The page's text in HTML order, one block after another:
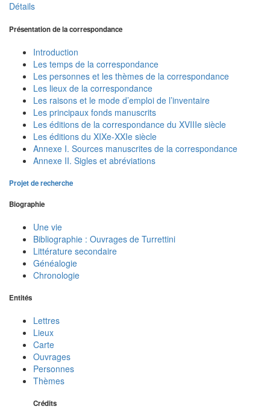
Détails
Présentation de la correspondance
Introduction
Les temps de la correspondance
Les personnes et les thèmes de la correspondance
Les lieux de la correspondance
Les raisons et le mode d’emploi de l’inventaire
Les principaux fonds manuscrits
Les éditions de la correspondance du XVIIIe siècle
Les éditions du XIXe-XXIe siècle
Annexe I. Sources manuscrites de la correspondance
Annexe II. Sigles et abréviations
Projet de recherche
Biographie
Une vie
Bibliographie : Ouvrages de Turrettini
Littérature secondaire
Généalogie
Chronologie
Entités
Lettres
Lieux
Carte
Ouvrages
Personnes
Thèmes
Crédits